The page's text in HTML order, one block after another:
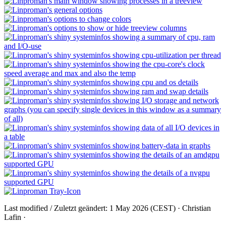
Last modified / Zuletzt geändert: 1 May 2026 (CEST) · Christian
Lafin ·